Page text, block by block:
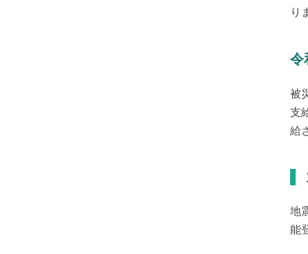
り
令
被
支
給
地
能